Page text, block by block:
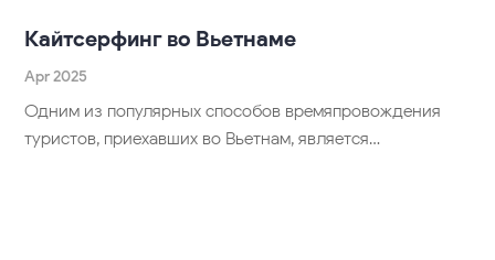
Кайтсерфинг во Вьетнаме
Apr 2025
Одним из популярных способов времяпровождения
туристов, приехавших во Вьетнам, является…